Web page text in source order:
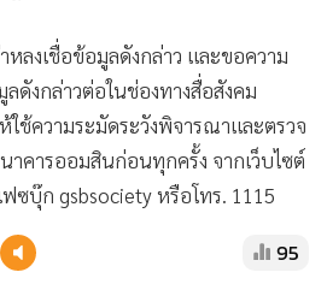
ลงเชื่อข้อมูลดังกล่าว และขอความ
ดังกล่าวต่อในช่องทางสื่อสังคม
ช้ความระมัดระวังพิจารณาและตรวจ
คารออมสินก่อนทุกครั้ง จากเว็บไซต์
ฟซบุ๊ก gsbsociety หรือโทร. 1115
95